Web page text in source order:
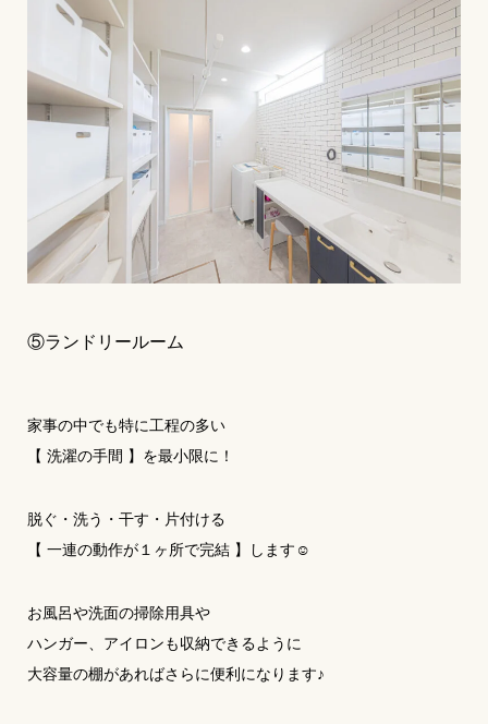
⑤ランドリールーム
家事の中でも特に工程の多い
【 洗濯の手間 】を最小限に！
脱ぐ・洗う・干す・片付ける
【 一連の動作が１ヶ所で完結 】します☺
お風呂や洗面の掃除用具や
ハンガー、アイロンも収納できるように
大容量の棚があればさらに便利になります♪